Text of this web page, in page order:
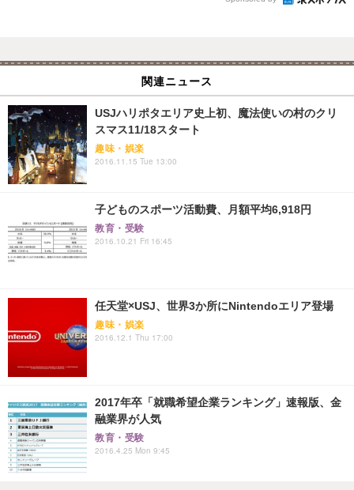
関連ニュース
USJハリポタエリア史上初、魔法使いの村のクリ
スマス11/18スタート
趣味・娯楽
2016.11.15 Tue 13:00
子どものスポーツ活動費、月額平均6,918円
教育・受験
2016.10.21 Fri 16:45
任天堂×USJ、世界3か所にNintendoエリア登場
趣味・娯楽
2016.12.1 Thu 17:00
2017年卒「就職希望企業ランキング」速報版、金
融業界が人気
教育・受験
2016.4.25 Mon 9:45